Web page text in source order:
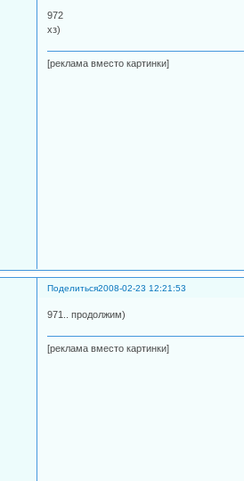
972
хз)
[реклама вместо картинки]
Поделиться2008-02-23 12:21:53
971.. продолжим)
[реклама вместо картинки]